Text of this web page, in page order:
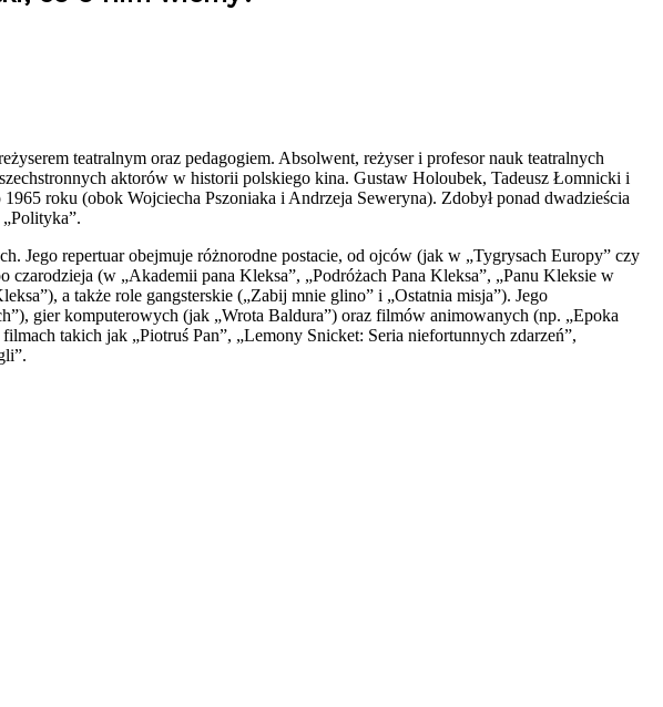
teatralnym oraz pedagogiem. Absolwent, reżyser i profesor nauk teatralnych
aktorów w historii polskiego kina. Gustaw Holoubek, Tadeusz Łomnicki i
roku (obok Wojciecha Pszoniaka i Andrzeja Seweryna). Zdobył ponad dwadzieścia
Jego repertuar obejmuje różnorodne postacie, od ojców (jak w „Tygrysach Europy” czy
(w „Akademii pana Kleksa”, „Podróżach Pana Kleksa”, „Panu Kleksie w
a także role gangsterskie („Zabij mnie glino” i „Ostatnia misja”). Jego
gier komputerowych (jak „Wrota Baldura”) oraz filmów animowanych (np. „Epoka
takich jak „Piotruś Pan”, „Lemony Snicket: Seria niefortunnych zdarzeń”,